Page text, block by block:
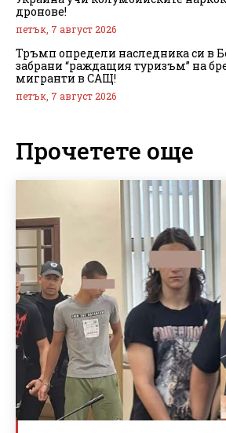
дронове!
петък, 7 август 2026
Тръмп определи наследника си в
забрани “раждащия туризъм” на
мигранти в САЩ!
петък, 7 август 2026
Прочетете още